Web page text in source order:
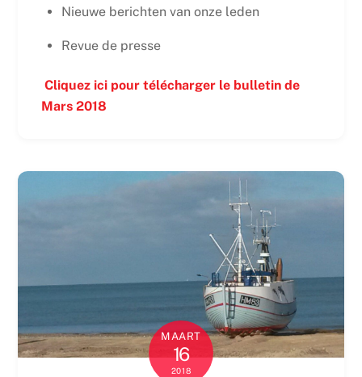
Nieuwe berichten van onze leden
Revue de presse
Cliquez ici pour télécharger le bulletin de
Mars 2018
MAART
16
2018